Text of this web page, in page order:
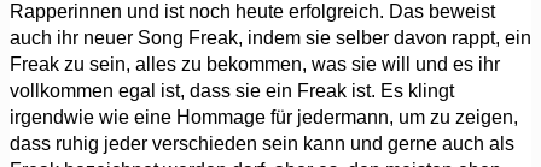
Rapperinnen und ist noch heute erfolgreich. Das beweist
auch ihr neuer Song Freak, indem sie selber davon rappt, ein
Freak zu sein, alles zu bekommen, was sie will und es ihr
vollkommen egal ist, dass sie ein Freak ist. Es klingt
irgendwie wie eine Hommage für jedermann, um zu zeigen,
dass ruhig jeder verschieden sein kann und gerne auch als